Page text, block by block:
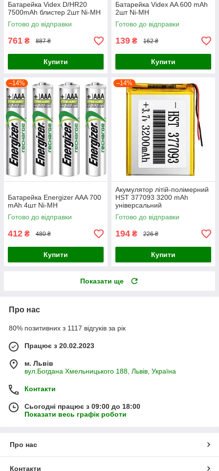
Батарейка Videx D/HR20
7500mAh блистер 2шт Ni-MH
Готово до відправки
761 ₴ 887 ₴
Купити
Батарейка Videx AA 600 mAh
2шт Ni-MH
Готово до відправки
139 ₴ 162 ₴
Купити
–14%
Батарейка Energizer AAA 700
mAh 4шт Ni-MH
Готово до відправки
412 ₴ 480 ₴
Купити
–14%
Акумулятор літій-полімерний
HST 377093 3200 mAh
універсальний
Готово до відправки
194 ₴ 226 ₴
Купити
Показати ще
Про нас
80% позитивних з 1117 відгуків за рік
Працює з 20.02.2023
м. Львів
вул.Богдана Хмельницького 188, Львів, Україна
Контакти
Сьогодні працює з 09:00 до 18:00
Показати весь графік роботи
Про нас
Контакти